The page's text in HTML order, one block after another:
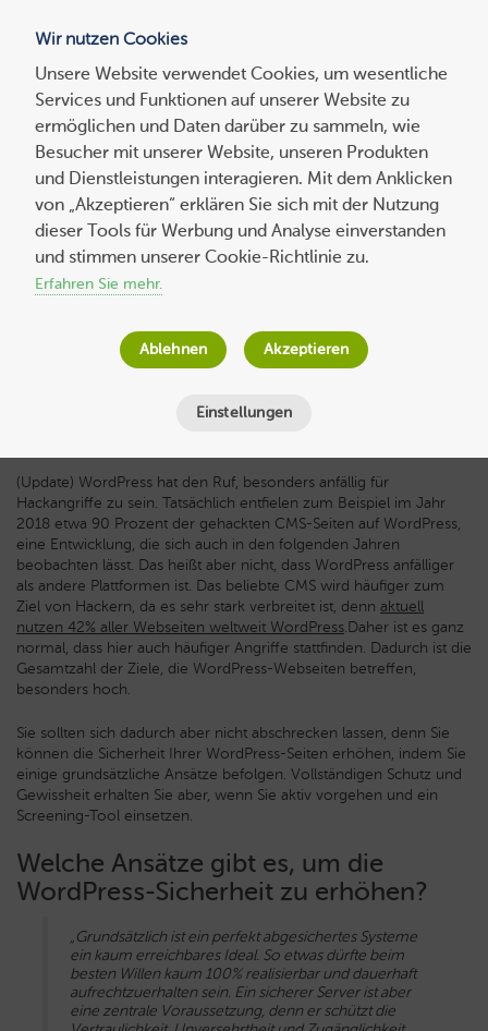
Suchen
nach:
WordPress-Seiten absichern und
Sicherheitslücken schließen
am11. Oktober 2021
Minuten
(Update) WordPress hat den Ruf, besonders anfällig für
Hackangriffe zu sein. Tatsächlich entfielen zum Beispiel im Jahr
2018 etwa 90 Prozent der gehackten CMS-Seiten auf WordPress,
eine Entwicklung, die sich auch in den folgenden Jahren
beobachten lässt. Das heißt aber nicht, dass WordPress anfälliger
als andere Plattformen ist. Das beliebte CMS wird häufiger zum
Ziel von Hackern, da es sehr stark verbreitet ist, denn aktuell
nutzen 42% aller Webseiten weltweit WordPress.Daher ist es ganz
normal, dass hier auch häufiger Angriffe stattfinden. Dadurch ist die
Gesamtzahl der Ziele, die WordPress-Webseiten betreffen,
besonders hoch.
Sie sollten sich dadurch aber nicht abschrecken lassen, denn Sie
können die Sicherheit Ihrer WordPress-Seiten erhöhen, indem Sie
einige grundsätzliche Ansätze befolgen. Vollständigen Schutz und
Gewissheit erhalten Sie aber, wenn Sie aktiv vorgehen und ein
Screening-Tool einsetzen.
Welche Ansätze gibt es, um die
WordPress-Sicherheit zu erhöhen?
„Grundsätzlich ist ein perfekt abgesichertes Systeme
ein kaum erreichbares Ideal. So etwas dürfte beim
besten Willen kaum 100% realisierbar und dauerhaft
aufrechtzuerhalten sein. Ein sicherer Server ist aber
eine zentrale Voraussetzung, denn er schützt die
Wir nutzen Cookies
Unsere Website verwendet Cookies, um wesentliche
Services und Funktionen auf unserer Website zu
ermöglichen und Daten darüber zu sammeln, wie
Besucher mit unserer Website, unseren Produkten
und Dienstleistungen interagieren. Mit dem Anklicken
von „Akzeptieren“ erklären Sie sich mit der Nutzung
dieser Tools für Werbung und Analyse einverstanden
und stimmen unserer Cookie-Richtlinie zu.
Erfahren Sie mehr.
Einstellungen
Ablehnen Akzeptieren